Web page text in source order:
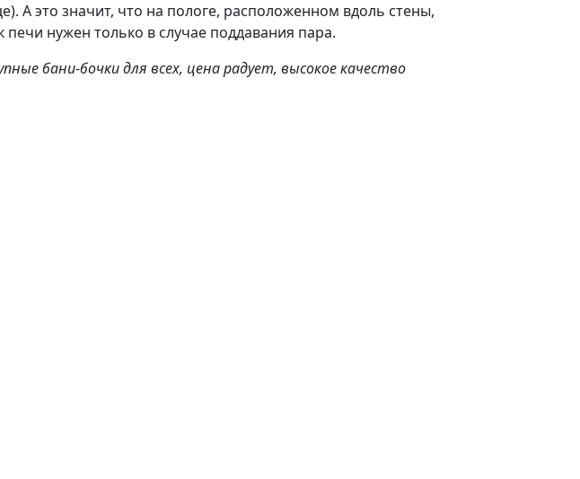
А это значит, что на пологе, расположенном вдоль стены,
нужен только в случае поддавания пара.
бани-бочки для всех, цена радует, высокое качество